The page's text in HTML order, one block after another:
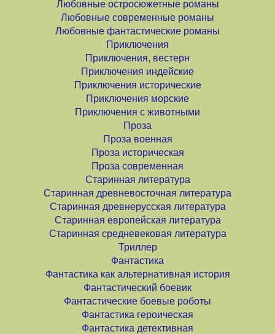
Любовные остросюжетные романы
Любовные современные романы
Любовные фантастические романы
Приключения
Приключения, вестерн
Приключения индейские
Приключения исторические
Приключения морские
Приключения с животными
Проза
Проза военная
Проза историческая
Проза современная
Старинная литература
Старинная древневосточная литература
Старинная древнерусская литература
Старинная европейская литература
Старинная средневековая литература
Триллер
Фантастика
Фантастика как альтернативная история
Фантастический боевик
Фантастические боевые роботы
Фантастика героическая
Фантастика детективная